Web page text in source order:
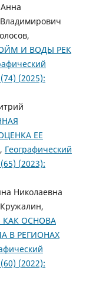
И ВОДЫ РЕК
(2025):
ЕЕ
, Географический
(2023):
Николаевна
КАК ОСНОВА
В РЕГИОНАХ
(2022):